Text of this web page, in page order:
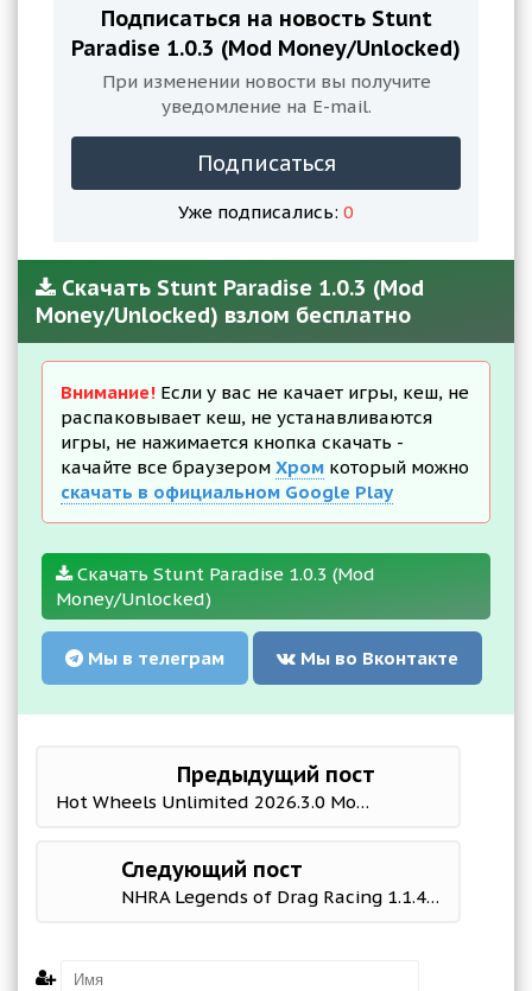
Подписаться на новость Stunt
Paradise 1.0.3 (Mod Money/Unlocked)
При изменении новости вы получите
уведомление на E-mail.
Подписаться
Уже подписались: 0
Скачать Stunt Paradise 1.0.3 (Mod
Money/Unlocked) взлом бесплатно
Внимание! Если у вас не качает игры, кеш, не
распаковывает кеш, не устанавливаются
игры, не нажимается кнопка скачать -
качайте все браузером Хром который можно
скачать в официальном Google Play
Скачать Stunt Paradise 1.0.3 (Mod
Money/Unlocked)
Мы в телеграм Мы во Вконтакте
Предыдущий пост
Hot Wheels Unlimited 2026.3.0 Mod (Unlocked)
Следующий пост
NHRA Legends of Drag Racing 1.1.4 (Mod Money)